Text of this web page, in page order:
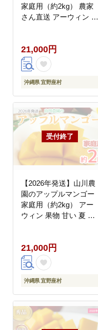
家庭用（約2kg） 農家
さん直送 アーウィン 果
お気に入り 収穫 人気
フルーツ 沖縄県 先行予
約 デザート 甘味 産地
直送 送料無料
21,000円
沖縄県 宜野座村
【2026年発送】山川農
園のアップルマンゴー
家庭用（約2kg） アー
ウィン 果物 甘い 夏 濃
入り 美味しい 人気 お
すすめ フルーツ 沖縄県
南国 食品 デザート 産
地直送 送料無料
21,000円
沖縄県 宜野座村